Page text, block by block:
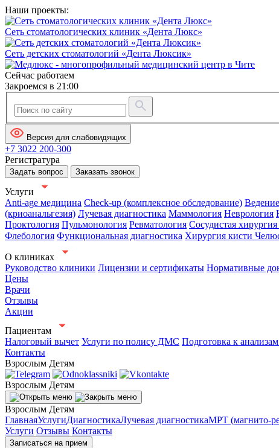
Наши проекты:
Сеть стоматологических клиник «Дента Люкс»
Сеть детских стоматологий «Дента Люксик»
Сейчас работаем
Закроемся в 21:00
Версия для слабовидящих
+7 3022 200-300
Регистратура
Задать вопрос Заказать звонок
Услуги
Anti-age медицина Check-up (комплексное обследование)
(криоанальгезия) Лучевая диагностика Маммология Неврология
Проктология Пульмонология Ревматология Сосудистая хирургия
Флебология Функциональная диагностика Хирургия кисти
О клиниках
Руководство клиники Лицензии и сертификаты Нормативные
Цены
Врачи
Отзывы
Акции
Пациентам
Налоговый вычет Услуги по полису ДМС Подготовка к
Контакты
Взрослым Детям
Взрослым Детям
Взрослым Детям
ГлавнаяУслугиДиагностикаЛучевая диагностикаМРТ (магнито-
Услуги Отзывы Контакты
Записаться на прием